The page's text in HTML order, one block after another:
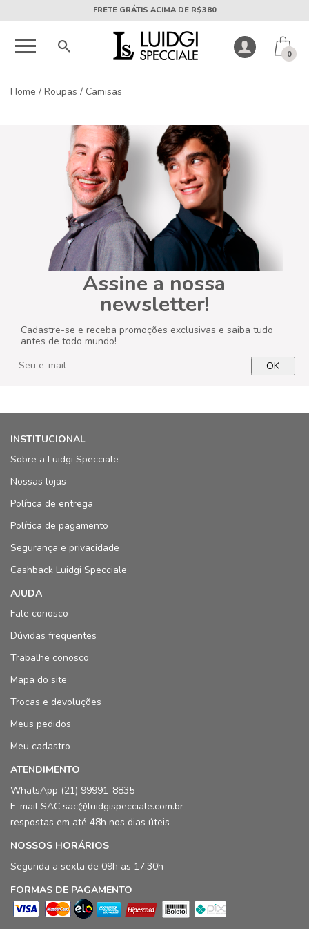
FRETE GRÁTIS ACIMA DE R$380
0
Home / Roupas / Camisas
Assine a nossa
newsletter!
Cadastre-se e receba promoções exclusivas e saiba tudo
antes de todo mundo!
OK
INSTITUCIONAL
Sobre a Luidgi Specciale
Nossas lojas
Política de entrega
Política de pagamento
Segurança e privacidade
Cashback Luidgi Specciale
AJUDA
Fale conosco
Dúvidas frequentes
Trabalhe conosco
Mapa do site
Trocas e devoluções
Meus pedidos
Meu cadastro
ATENDIMENTO
WhatsApp (21) 99991-8835
E-mail SAC sac@luidgispecciale.com.br
respostas em até 48h nos dias úteis
NOSSOS HORÁRIOS
Segunda a sexta de 09h as 17:30h
FORMAS DE PAGAMENTO